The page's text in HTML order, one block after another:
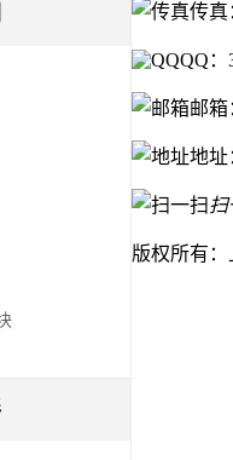
传真
QQ：
邮箱
地址
扫
版权所有